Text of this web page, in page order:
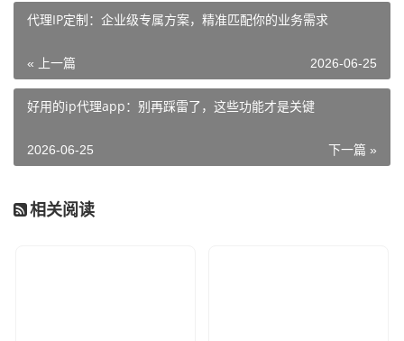
代理IP定制：企业级专属方案，精准匹配你的业务需求
« 上一篇 2026-06-25
好用的ip代理app：别再踩雷了，这些功能才是关键
下一篇 »
2026-06-25
相关阅读